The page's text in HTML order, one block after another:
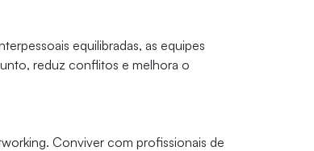
equilibradas, as equipes
reduz conflitos e melhora o
Conviver com profissionais de